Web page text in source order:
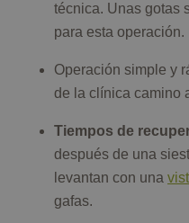
técnica. Unas gotas
para esta operación.
Operación simple y
de la clínica camino
Tiempos de
después de una
levantan con una
gafas.